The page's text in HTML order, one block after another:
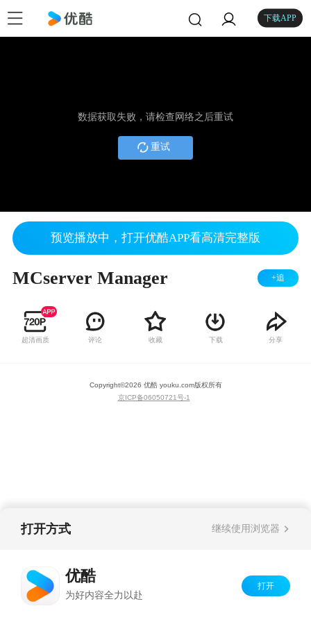
下载APP
数据获取失败，请检查网络之后重试
重试
预览播放中，打开优酷APP看高清完整版
MCserver Manager +追
超清画质 评论 收藏 下载 分享
Copyright©2026 优酷 youku.com版权所有
京ICP备06050721号-1
打开方式 继续使用浏览器
优酷
为好内容全力以赴
打开